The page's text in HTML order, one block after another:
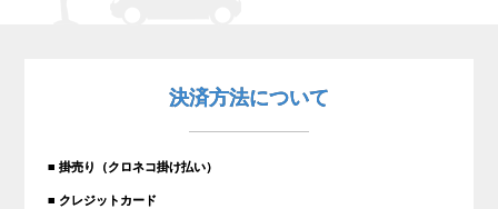
決済方法について
■ 掛売り（クロネコ掛け払い）
■ クレジットカード